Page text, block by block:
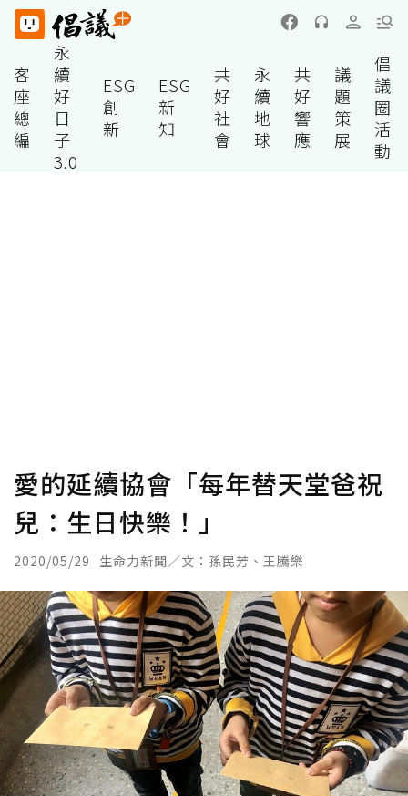
客
座
總
編
永
續
好
日
子
3.0
ESG
創
新
ESG
新
知
共
好
社
會
永
續
地
球
共
好
響
應
議
題
策
展
倡
議
圈
活
動
愛的延續協會「每年替天堂爸祝
兒：生日快樂！」
2020/05/29 生命力新聞／文：孫民芳、王騰樂